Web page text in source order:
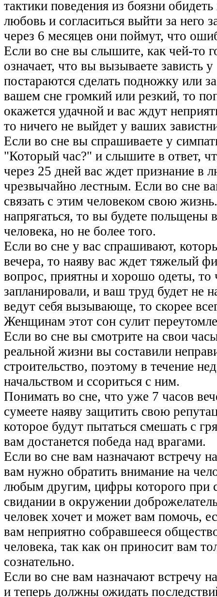
тактики поведения из боязни
любовь и согласиться выйти за него
через 6 месяцев они поймут, что
Если во сне вы слышите, как чей-то
означает, что вы вызываете зависть
постараются сделать подножку или
вашем сне громкий или резкий, то
окажется удачной и вас ждут
то ничего не выйдет у ваших
Если во сне вы спрашиваете у
"Который час?" и слышите в ответ,
через 25 дней вас ждет признание в
чрезвычайно лестным. Если во сне
связать с этим человеком свою
напрягаться, то вы будете
человека, но не более того.
Если во сне у вас спрашивают,
вечера, то наяву вас ждет тяжелый
вопрос, приятны и хорошо одеты, то
запланировали, и ваш труд будет не
ведут себя вызывающе, то скорее
Женщинам этот сон сулит
Если во сне вы смотрите на свои
реальной жизни вы составили
строительство, поэтому в течение
начальством и ссориться с ним.
Понимать во сне, что уже 7 часов
сумеете наяву защитить свою
которое будут пытаться смешать с
вам достанется победа над врагами.
Если во сне вам назначают встречу
вам нужно обратить внимание на
любым другим, цифры которого при
свидании в окружении
человек хочет и может вам помочь,
вам неприятно собравшееся
человека, так как он приносит вам
сознательно.
Если во сне вам назначают встречу
и теперь должны ожидать